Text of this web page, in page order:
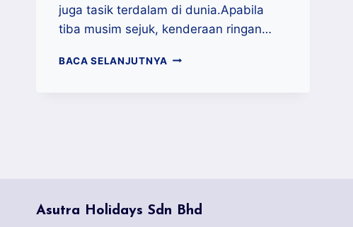
juga tasik terdalam di dunia.Apabila
tiba musim sejuk, kenderaan ringan…
BACA SELANJUTNYA MELANCONG
Asutra Holidays Sdn Bhd